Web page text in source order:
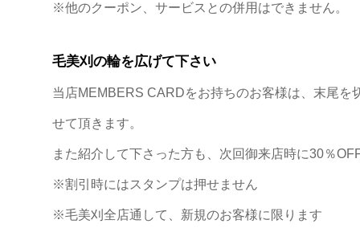
※他のクーポン、サービスとの併用はできません。
毛美刈の輪を広げて下さい
当店MEMBERS CARDをお持ちのお客様は、末尾
せて頂きます。
また紹介して下さった方も、次回御来店時に30％
※割引時にはスタンプは押せません
※毛美刈全店通して、新規のお客様に限ります